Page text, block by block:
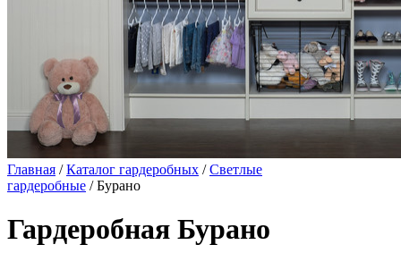
Главная /Каталог гардеробных /Светлые
гардеробные / Бурано
Гардеробная Бурано